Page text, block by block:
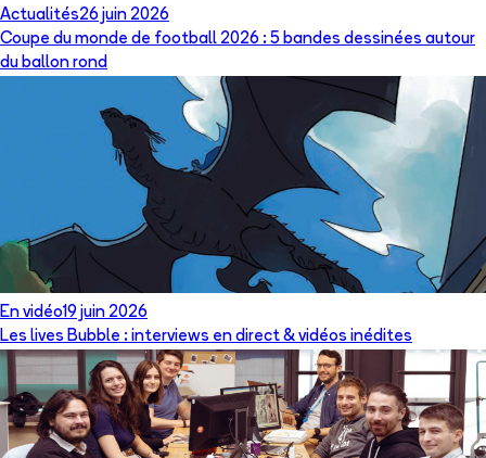
Actualités26 juin 2026
Coupe du monde de football 2026 : 5 bandes dessinées autour
du ballon rond
En vidéo19 juin 2026
Les lives Bubble : interviews en direct & vidéos inédites